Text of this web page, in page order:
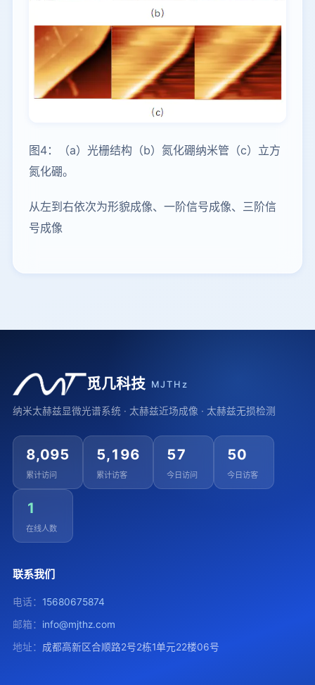
图4：（a）光栅结构（b）氮化硼纳米管（c）立方
氮化硼。
从左到右依次为形貌成像、一阶信号成像、三阶信
号成像
觅几科技 MJTHz
纳米太赫兹显微光谱系统 · 太赫兹近场成像 · 太赫兹无损检测
8,095
累计访问
5,196
累计访客
57
今日访问
50
今日访客
1
在线人数
联系我们
电话： 15680675874
邮箱： info@mjthz.com
地址： 成都高新区合顺路2号2栋1单元22楼06号